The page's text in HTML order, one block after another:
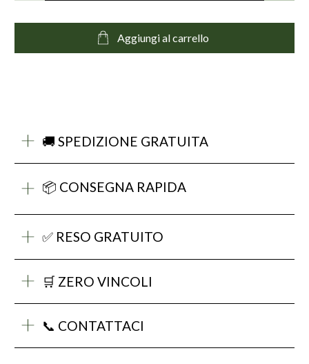
Aggiungi al carrello
🚚 SPEDIZIONE GRATUITA
📦 CONSEGNA RAPIDA
✅ RESO GRATUITO
🛒 ZERO VINCOLI
📞 CONTATTACI